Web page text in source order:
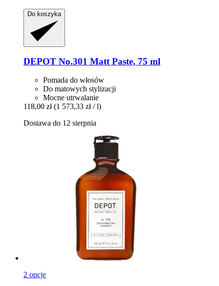
Do koszyka
DEPOT No.301 Matt Paste, 75 ml
Pomada do włosów
Do matowych stylizacji
Mocne utrwalanie
118,00 zł (1 573,33 zł / l)
Dostawa do 12 sierpnia
2 opcje